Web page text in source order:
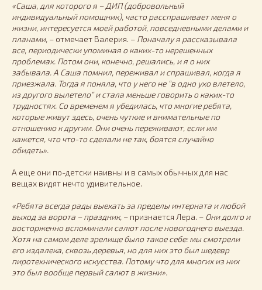
«Саша, для которого я – ДИП (добровольный
индивидуальный помощник), часто расспрашивает меня о
жизни, интересуется моей работой, повседневными делами и
планами, – отмечает Валерия. – Поначалу я рассказывала
все, периодически упоминая о каких-то нерешенных
проблемах. Потом они, конечно, решались, и я о них
забывала. А Саша помнил, переживал и спрашивал, когда я
приезжала. Тогда я поняла, что у него не “в одно ухо влетело,
из другого вылетело” и стала меньше говорить о каких-то
трудностях. Со временем я убедилась, что многие ребята,
которые живут здесь, очень чуткие и внимательные по
отношению к другим. Они очень переживают, если им
кажется, что что-то сделали не так, боятся случайно
обидеть».
А еще они по-детски наивны и в самых обычных для нас
вещах видят нечто удивительное.
«Ребята всегда рады выехать за пределы интерната и любой
выход за ворота – праздник, – признается Лера. – Они долго и
восторженно вспоминали салют после новогоднего выезда.
Хотя на самом деле зрелище было такое себе: мы смотрели
его издалека, сквозь деревья, но для них это был шедевр
пиротехнического искусства. Потому что для многих из них
это был вообще первый салют в жизни».